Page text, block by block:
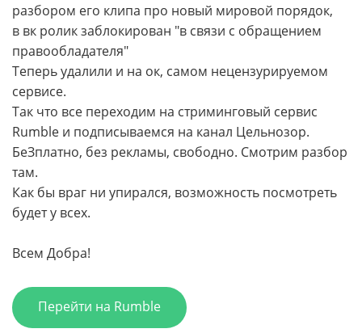
разбором его клипа про новый мировой порядок,
в вк ролик заблокирован "в связи с обращением
правообладателя"
Теперь удалили и на ок, самом нецензурируемом
сервисе.
Так что все переходим на стриминговый сервис
Rumble и подписываемся на канал Цельнозор.
БеЗплатно, без рекламы, свободно. Смотрим разбор
там.
Как бы враг ни упирался, возможность посмотреть
будет у всех.
Всем Добра!
Перейти на Rumble